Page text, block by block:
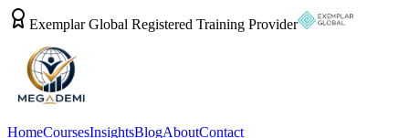
Exemplar Global Registered Training Provider
HomeCoursesInsightsBlogAboutContact